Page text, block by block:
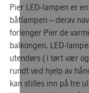
Pier LED-lampen er
båtlampen – derav
forlenger Pier de
balkongen. LED-
utendørs (i tørt vær
rundt ved hjelp av
kan stilles inn på tre